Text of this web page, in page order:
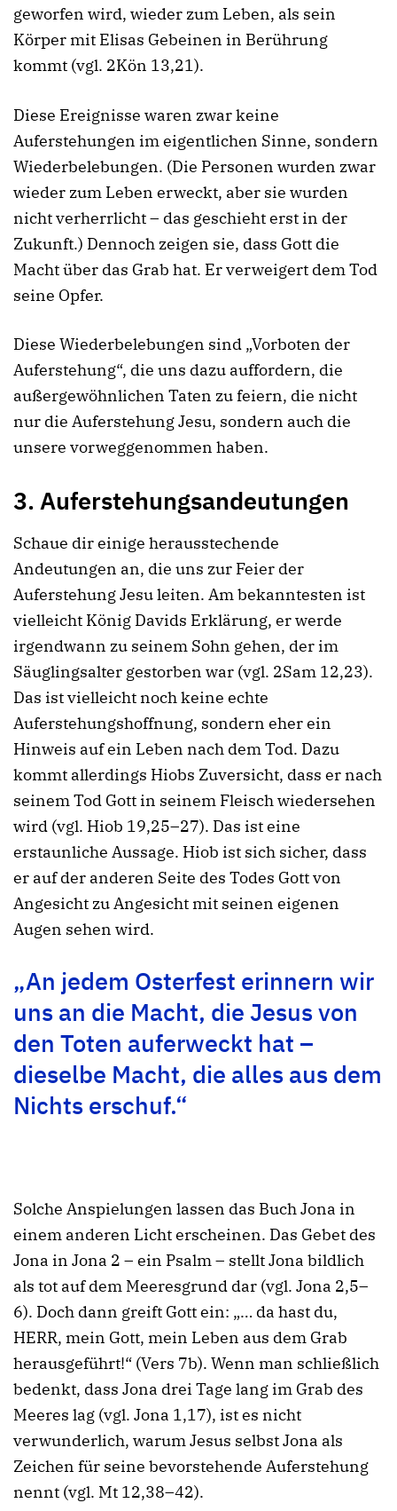
geworfen wird, wieder zum Leben, als sein
Körper mit Elisas Gebeinen in Berührung
kommt (vgl. 2Kön 13,21).
Diese Ereignisse waren zwar keine
Auferstehungen im eigentlichen Sinne, sondern
Wiederbelebungen. (Die Personen wurden zwar
wieder zum Leben erweckt, aber sie wurden
nicht verherrlicht – das geschieht erst in der
Zukunft.) Dennoch zeigen sie, dass Gott die
Macht über das Grab hat. Er verweigert dem Tod
seine Opfer.
Diese Wiederbelebungen sind „Vorboten der
Auferstehung“, die uns dazu auffordern, die
außergewöhnlichen Taten zu feiern, die nicht
nur die Auferstehung Jesu, sondern auch die
unsere vorweggenommen haben.
3. Auferstehungsandeutungen
Schaue dir einige herausstechende
Andeutungen an, die uns zur Feier der
Auferstehung Jesu leiten. Am bekanntesten ist
vielleicht König Davids Erklärung, er werde
irgendwann zu seinem Sohn gehen, der im
Säuglingsalter gestorben war (vgl. 2Sam 12,23).
Das ist vielleicht noch keine echte
Auferstehungshoffnung, sondern eher ein
Hinweis auf ein Leben nach dem Tod. Dazu
kommt allerdings Hiobs Zuversicht, dass er nach
seinem Tod Gott in seinem Fleisch wiedersehen
wird (vgl. Hiob 19,25–27). Das ist eine
erstaunliche Aussage. Hiob ist sich sicher, dass
er auf der anderen Seite des Todes Gott von
Angesicht zu Angesicht mit seinen eigenen
Augen sehen wird.
„An jedem Osterfest erinnern wir
uns an die Macht, die Jesus von
den Toten auferweckt hat –
dieselbe Macht, die alles aus dem
Nichts erschuf.“
Solche Anspielungen lassen das Buch Jona in
einem anderen Licht erscheinen. Das Gebet des
Jona in Jona 2 – ein Psalm – stellt Jona bildlich
als tot auf dem Meeresgrund dar (vgl. Jona 2,5–
6). Doch dann greift Gott ein: „… da hast du,
HERR, mein Gott, mein Leben aus dem Grab
herausgeführt!“ (Vers 7b). Wenn man schließlich
bedenkt, dass Jona drei Tage lang im Grab des
Meeres lag (vgl. Jona 1,17), ist es nicht
verwunderlich, warum Jesus selbst Jona als
Zeichen für seine bevorstehende Auferstehung
nennt (vgl. Mt 12,38–42).